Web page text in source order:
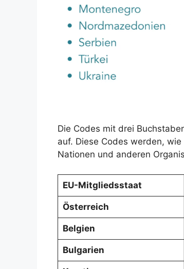
Die Codes mit drei
auf. Diese Codes werden,
Nationen und anderen
EU-Mitgliedsstaat
Österreich
Belgien
Bulgarien